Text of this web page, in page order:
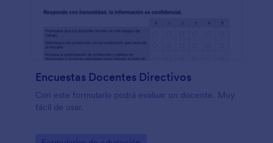
Encuestas Docentes Directivos
Con este formulario podrá evaluar un docente. Muy
fácil de usar.